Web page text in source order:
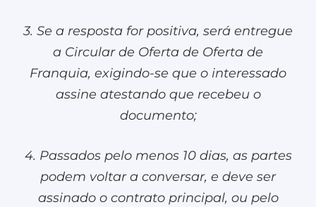
3. Se a resposta for positiva, será entregue
a Circular de Oferta de Oferta de
Franquia, exigindo-se que o interessado
assine atestando que recebeu o
documento;
4. Passados pelo menos 10 dias, as partes
podem voltar a conversar, e deve ser
assinado o contrato principal, ou pelo